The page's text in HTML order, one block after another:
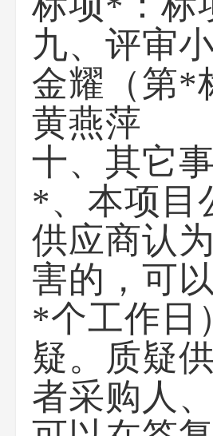
九、评审
金耀（第*
黄燕萍
十、其它
*、本项目
供应商认
害的，可
*个工作日
疑。质疑
者采购人